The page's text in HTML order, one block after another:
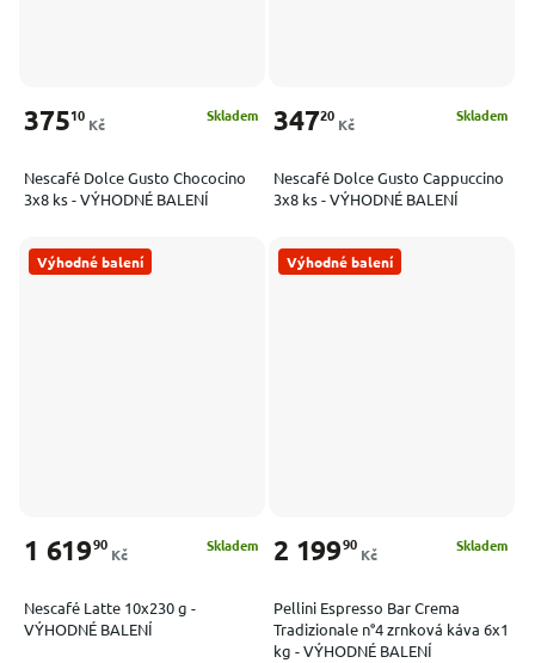
Nescafé Dolce Gusto Chococino
3x8 ks - VÝHODNÉ BALENÍ
Skladem
37510
Kč
Nescafé Dolce Gusto Cappuccino
3x8 ks - VÝHODNÉ BALENÍ
Skladem
34720
Kč
Výhodné balení
Nescafé Latte 10x230 g -
VÝHODNÉ BALENÍ
Skladem
1 61990
Kč
Výhodné balení
Pellini Espresso Bar Crema
Tradizionale n°4 zrnková káva 6x1
kg - VÝHODNÉ BALENÍ
Skladem
2 19990
Kč